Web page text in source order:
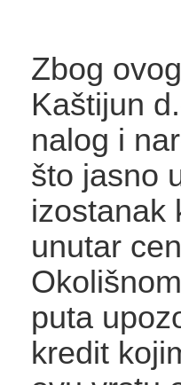
Zbog
Kaštijun
nalog i
što jasno
izostanak
unutar
puta
kredit